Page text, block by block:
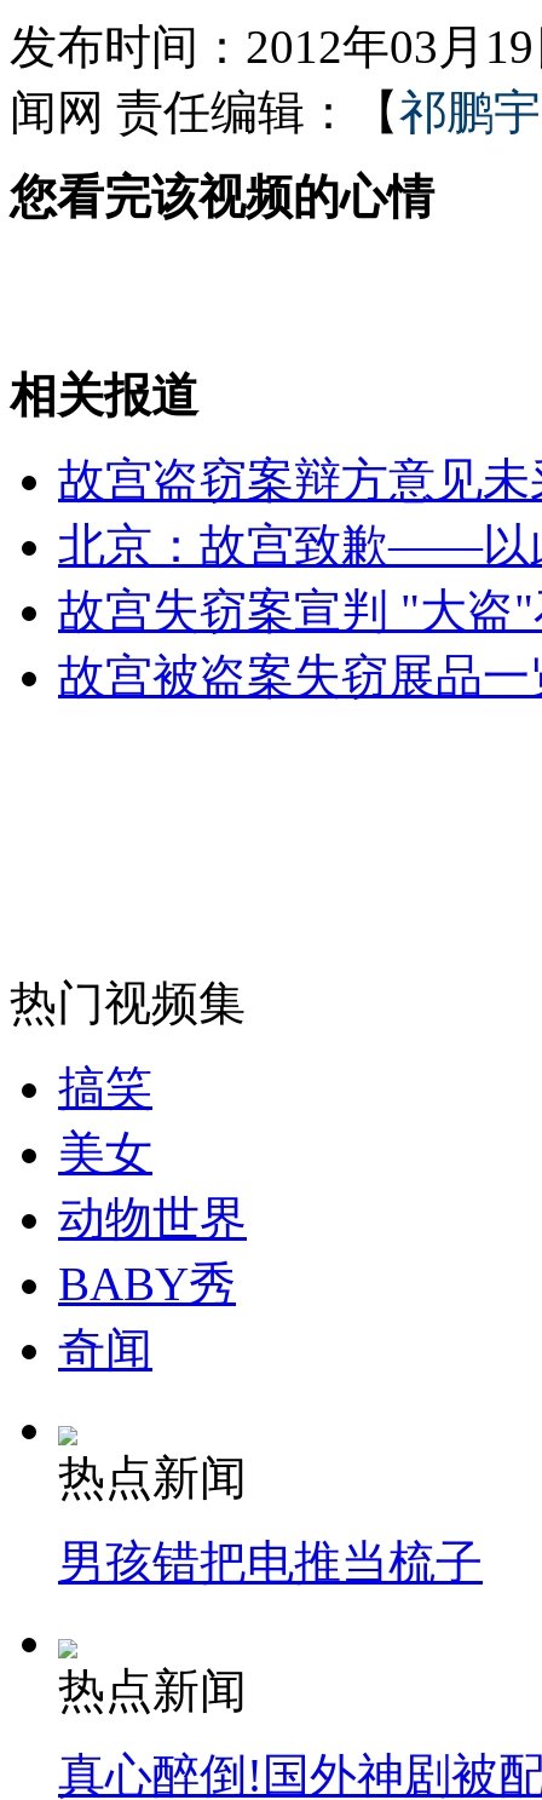
故宫盗窃案被告13年刑仍属轻判
盘点驾车新手上路各种囧事
山西运城恶犬咬伤多人 警民合力深夜将其击毙
女孩北京地铁殴打老人 痛下狠手拳打脚踢
无痛分娩是否安全 医生回应
走！跟着总书记去植树
纽约上演“枕头大战”
发布时间：2012年03月
闻网 责任编辑：【祁鹏宇
您看完该视频的心情
相关报道
故宫盗窃案辩方意见
北京：故宫致歉——以
故宫失窃案宣判 "大盗
故宫被盗案失窃展品
热门视频集
搞笑
美女
动物世界
BABY秀
奇闻
热点新闻
男孩错把电推当梳子
热点新闻
真心醉倒!国外神剧被